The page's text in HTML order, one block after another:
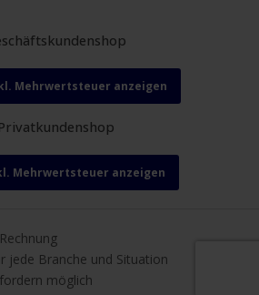
Mehrwertsteuer anzeigen
Privatkundenshop
Mehrwertsteuer anzeigen
jede Branche und Situation
möglich